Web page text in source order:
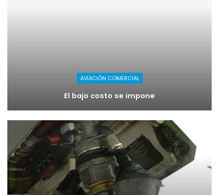
AVIACIÓN COMERCIAL
El bajo costo se impone